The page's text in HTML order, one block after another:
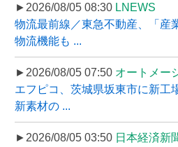
►2026/08/05 08:30 LNEWS
物流最前線／東急不動産、「産
物流機能も ...
►2026/08/05 07:50 オートメー
エフピコ、茨城県坂東市に新工
新素材の ...
►2026/08/05 03:50 日本経済新